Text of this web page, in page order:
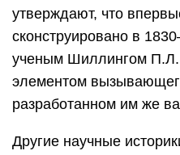
утверждают, что
сконструировано в
ученым Шиллингом
элементом
разработанном им же
Другие научные